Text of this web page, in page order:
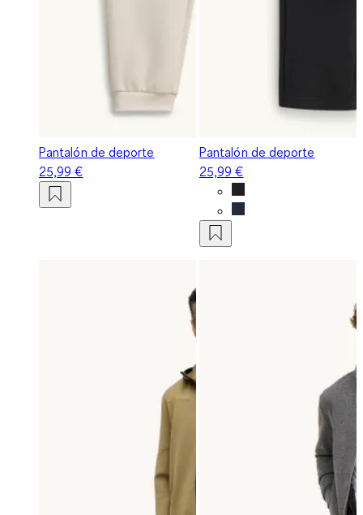
Pantalón de deporte
25,99 €
Pantalón de deporte
25,99 €